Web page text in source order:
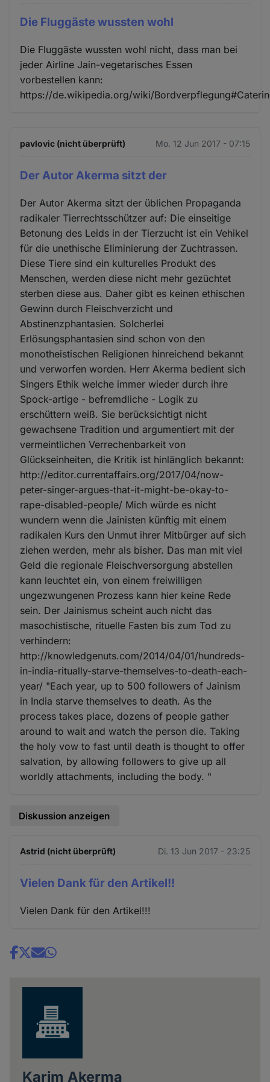
Die Fluggäste wussten wohl
Die Fluggäste wussten wohl nicht, dass man bei
jeder Airline Jain-vegetarisches Essen
vorbestellen kann:
https://de.wikipedia.org/wiki/
pavlovic (nicht überprüft) Mo. 12 Jun 2017 - 07:15
Der Autor Akerma sitzt der
Der Autor Akerma sitzt der üblichen Propaganda
radikaler Tierrechtsschützer auf: Die einseitige
Betonung des Leids in der Tierzucht ist ein Vehikel
für die unethische Eliminierung der Zuchtrassen.
Diese Tiere sind ein kulturelles Produkt des
Menschen, werden diese nicht mehr gezüchtet
sterben diese aus. Daher gibt es keinen ethischen
Gewinn durch Fleischverzicht und
Abstinenzphantasien. Solcherlei
Erlösungsphantasien sind schon von den
monotheistischen Religionen hinreichend bekannt
und verworfen worden. Herr Akerma bedient sich
Singers Ethik welche immer wieder durch ihre
Spock-artige - befremdliche - Logik zu
erschüttern weiß. Sie berücksichtigt nicht
gewachsene Tradition und argumentiert mit der
vermeintlichen Verrechenbarkeit von
Glückseinheiten, die Kritik ist hinlänglich bekannt:
http://editor.currentaffairs.org/2017/04/now-
peter-singer-argues-that-it-might-be-okay-to-
rape-disabled-people/ Mich würde es nicht
wundern wenn die Jainisten künftig mit einem
radikalen Kurs den Unmut ihrer Mitbürger auf sich
ziehen werden, mehr als bisher. Das man mit viel
Geld die regionale Fleischversorgung abstellen
kann leuchtet ein, von einem freiwilligen
ungezwungenen Prozess kann hier keine Rede
sein. Der Jainismus scheint auch nicht das
masochistische, rituelle Fasten bis zum Tod zu
verhindern:
http://knowledgenuts.com/2014/04/01/hundreds-
in-india-ritually-starve-themselves-to-death-each-
year/ "Each year, up to 500 followers of Jainism
in India starve themselves to death. As the
process takes place, dozens of people gather
around to wait and watch the person die. Taking
the holy vow to fast until death is thought to offer
salvation, by allowing followers to give up all
worldly attachments, including the body. "
Diskussion anzeigen
Astrid (nicht überprüft) Di. 13 Jun 2017 - 23:25
Vielen Dank für den Artikel!!
Vielen Dank für den Artikel!!!
Share
Karim Akerma